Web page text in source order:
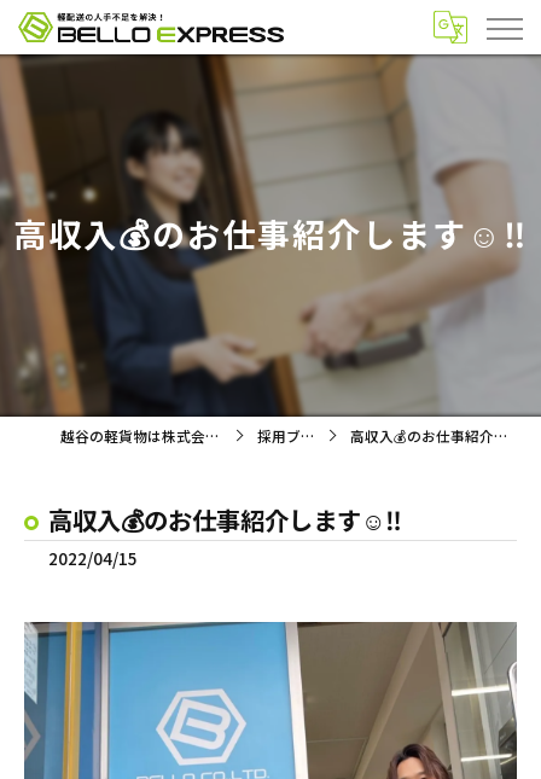
高収入💰のお仕事紹介します☺️‼️
越谷の軽貨物は株式会社BELLO 採用ブログ 高収入💰のお仕事紹介します☺️‼️
高収入💰のお仕事紹介します☺️‼️
2022/04/15